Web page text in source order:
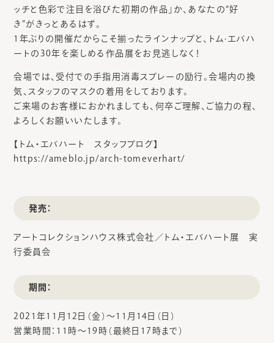
ッチと色彩で注目を浴びた初期の作品」か、あなたの“好
き”がきっとあるはず。
1年ぶりの開催だからこそ揃ったラインナップと、トム·エバハ
ートの30年を楽しめる作品展をお見逃しなく！
会場では、受付での手指用消毒スプレーの励行。会場内の換
気、スタッフのマスクの着用をしております。
ご来場のお客様におかれましても、何卒ご理解、ご協力の程、
よろしくお願いいたします。
【トム・エバハート スタッフブログ】
https://ameblo.jp/arch-tomeverhart/
発売：
アートコレクションハウス株式会社／トム・エバハート展 実
行委員会
期間：
2021年11月12日（金）～11月14日（日）
営業時間：11時～19時（最終日17時まで）